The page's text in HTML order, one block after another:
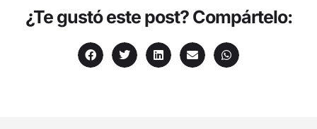
¿Te gustó este post? Compártelo: